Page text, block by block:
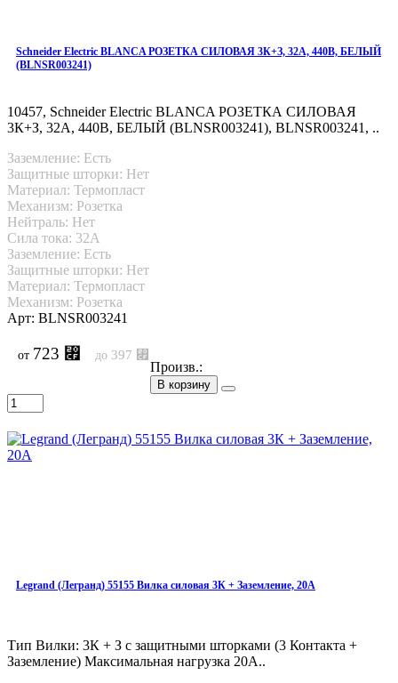
Schneider Electric BLANCA РОЗЕТКА СИЛОВАЯ 3К+З, 32А, 440В, БЕЛЫЙ
(BLNSR003241)
10457, Schneider Electric BLANCA РОЗЕТКА СИЛОВАЯ
3К+З, 32А, 440В, БЕЛЫЙ (BLNSR003241), BLNSR003241, ..
Заземление: Есть
Защитные шторки: Нет
Материал: Термопласт
Механизм: Розетка
Нейтраль: Нет
Сила тока: 32A
Заземление: Есть
Защитные шторки: Нет
Материал: Термопласт
Механизм: Розетка
Арт: BLNSR003241
от 723 ⃏ до 397 ⃏
Произв.:
В корзину
Legrand (Легранд) 55155 Вилка силовая 3К + Заземление, 20A
Тип Вилки: 3К + З с защитными шторками (3 Контакта +
Заземление) Максимальная нагрузка 20А..